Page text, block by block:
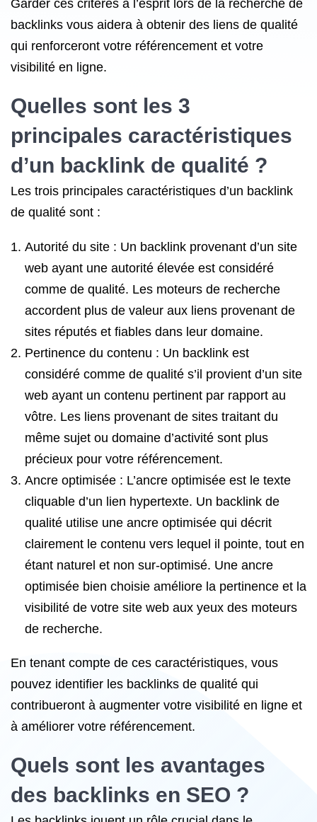
Garder ces critères à l’esprit lors de la recherche de
backlinks vous aidera à obtenir des liens de qualité
qui renforceront votre référencement et votre
visibilité en ligne.
Quelles sont les 3
principales caractéristiques
d’un backlink de qualité ?
Les trois principales caractéristiques d’un backlink
de qualité sont :
Autorité du site : Un backlink provenant d’un site
web ayant une autorité élevée est considéré
comme de qualité. Les moteurs de recherche
accordent plus de valeur aux liens provenant de
sites réputés et fiables dans leur domaine.
Pertinence du contenu : Un backlink est
considéré comme de qualité s’il provient d’un site
web ayant un contenu pertinent par rapport au
vôtre. Les liens provenant de sites traitant du
même sujet ou domaine d’activité sont plus
précieux pour votre référencement.
Ancre optimisée : L’ancre optimisée est le texte
cliquable d’un lien hypertexte. Un backlink de
qualité utilise une ancre optimisée qui décrit
clairement le contenu vers lequel il pointe, tout en
étant naturel et non sur-optimisé. Une ancre
optimisée bien choisie améliore la pertinence et la
visibilité de votre site web aux yeux des moteurs
de recherche.
En tenant compte de ces caractéristiques, vous
pouvez identifier les backlinks de qualité qui
contribueront à augmenter votre visibilité en ligne et
à améliorer votre référencement.
Quels sont les avantages
des backlinks en SEO ?